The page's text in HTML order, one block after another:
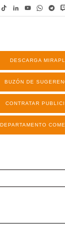
DESCARGA
BUZÓN DE
CONTRATAR
DEPARTAMENTO